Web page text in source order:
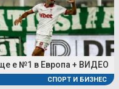
е №1 в Европа + ВИДЕО
СПОРТ И БИЗНЕС